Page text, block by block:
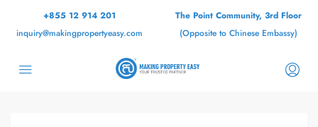
+855 12 914 201
inquiry@makingpropertyeasy.com
The Point Community, 3rd Floor
(Opposite to Chinese Embassy)